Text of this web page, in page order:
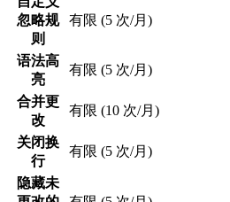
忽略规
则
有限 (5 次/月)
语法高
亮
有限 (5 次/月)
合并更
改
有限 (10 次/月)
关闭换
行
有限 (5 次/月)
隐藏未